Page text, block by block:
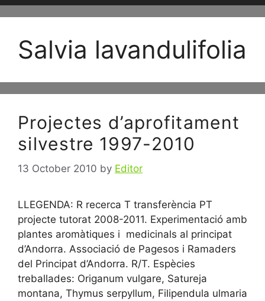
Salvia lavandulifolia
Projectes d’aprofitament
silvestre 1997-2010
13 October 2010 by Editor
LLEGENDA: R recerca T transferència PT
projecte tutorat 2008-2011. Experimentació amb
plantes aromàtiques i medicinals al principat
d’Andorra. Associació de Pagesos i Ramaders
del Principat d’Andorra. R/T. Espècies
treballades: Origanum vulgare, Satureja
montana, Thymus serpyllum, Filipendula ulmaria